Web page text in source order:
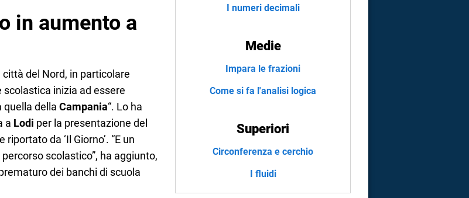
in aumento a
del Nord, in particolare
scolastica inizia ad essere
quella della Campania“. Lo ha
a Lodi per la presentazione del
riportato da ‘Il Giorno’. “E un
scolastico”, ha aggiunto,
dei banchi di scuola
I numeri decimali
Medie
Impara le frazioni
Come si fa l'analisi logica
Superiori
Circonferenza e cerchio
I fluidi